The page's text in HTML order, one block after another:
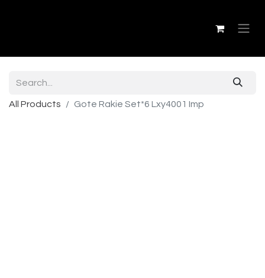
All Products Gote Rakie Set*6 Lxy4001 Imp